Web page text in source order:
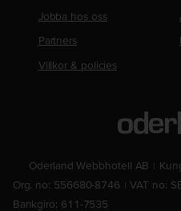
Jobba hos oss
Partners
Villkor & policies
Oderland Webbhotell AB
Org. no: 556680-8746
VAT no:
Bankgiro: 611-7535